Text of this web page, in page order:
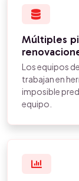
Múltiples
Los equipos
trabajan en
imposible
equipo.